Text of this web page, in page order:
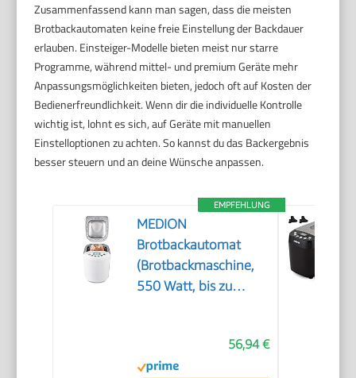
Zusammenfassend kann man sagen, dass die meisten
Brotbackautomaten keine freie Einstellung der Backdauer
erlauben. Einsteiger-Modelle bieten meist nur starre
Programme, während mittel- und premium Geräte mehr
Anpassungsmöglichkeiten bieten, jedoch oft auf Kosten der
Bedienerfreundlichkeit. Wenn dir die individuelle Kontrolle
wichtig ist, lohnt es sich, auf Geräte mit manuellen
Einstelloptionen zu achten. So kannst du das Backergebnis
besser steuern und an deine Wünsche anpassen.
EMPFEHLUNG
MEDION
Brotbackautomat
(Brotbackmaschine,
550 Watt, bis zu
Bräunungsgrade,
Warmhaltefunktion,
56,94 €